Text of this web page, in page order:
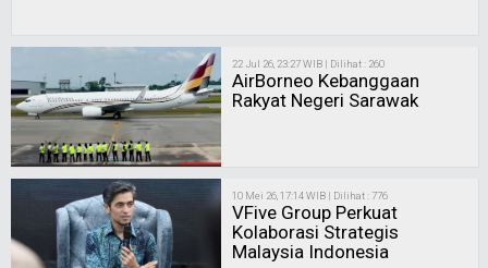
22 Jul 26, 23:27 WIB | Dilihat : 260
AirBorneo Kebanggaan
Rakyat Negeri Sarawak
10 Mei 26, 17:14 WIB | Dilihat : 776
VFive Group Perkuat
Kolaborasi Strategis
Malaysia Indonesia